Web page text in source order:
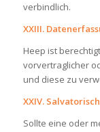
verbindlich.
XXIII.
Heep ist
vorvertraglicher
und diese zu
XXIV.
Sollte eine oder